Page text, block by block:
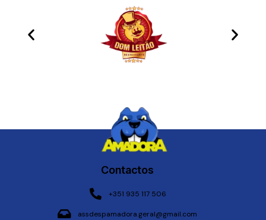
Contactos
+351 935 117 506
assdespamadora.geral@gmail.com